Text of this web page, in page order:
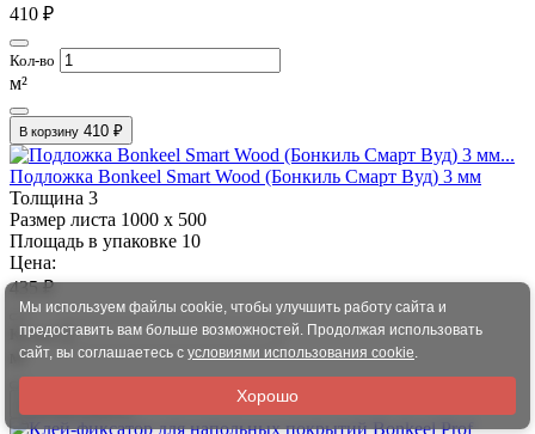
410 ₽
Кол-во
м²
В корзину 410 ₽
Подложка Bonkeel Smart Wood (Бонкиль Смарт Вуд) 3 мм
Толщина 3
Размер листа 1000 х 500
Площадь в упаковке 10
Цена:
435 ₽
Кол-во
м²
Мы используем файлы cookie, чтобы улучшить работу сайта и
предоставить вам больше возможностей. Продолжая использовать
сайт, вы соглашаетесь с условиями использования cookie.
Хорошо